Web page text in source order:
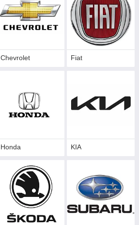
Chevrolet Fiat
Honda KIA